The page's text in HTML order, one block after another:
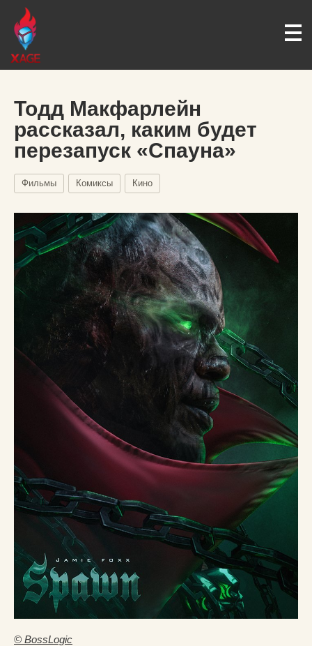
Тодд Макфарлейн
рассказал, каким будет
перезапуск «Спауна»
Фильмы Комиксы Кино
© BossLogic